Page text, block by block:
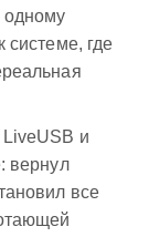
одному
системе, где
и
вернул
все